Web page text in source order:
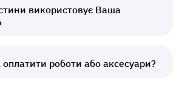
використовує Ваша
роботи або аксесуари?